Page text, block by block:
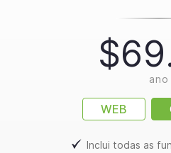
ano
WEB
Inclui todas as